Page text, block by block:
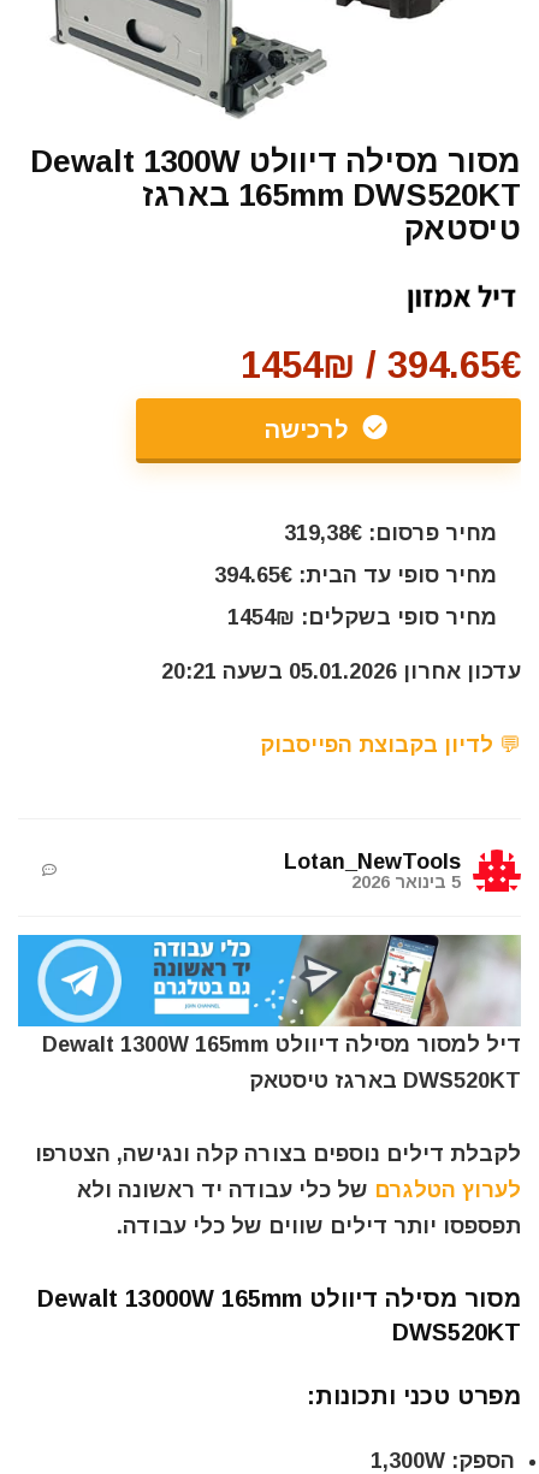
מסור מסילה דיוולט Dewalt 1300W
165mm DWS520KT בארגז
טיסטאק
394.65€ / 1454₪
לרכישה
מחיר פרסום: 319,38€
מחיר סופי עד הבית: 394.65€
מחיר סופי בשקלים: 1454₪
עדכון אחרון 05.01.2026 בשעה 20:21
💬 לדיון בקבוצת הפייסבוק
Lotan_NewTools
5 בינואר 2026
דיל למסור מסילה דיוולט Dewalt 1300W 165mm
DWS520KT בארגז טיסטאק
לקבלת דילים נוספים בצורה קלה ונגישה, הצטרפו
לערוץ הטלגרם של כלי עבודה יד ראשונה ולא
תפספסו יותר דילים שווים של כלי עבודה.
מסור מסילה דיוולט Dewalt 13000W 165mm
DWS520KT
מפרט טכני ותכונות:
הספק: 1,300W